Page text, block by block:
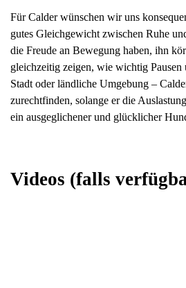
Für Calder wünschen wir uns
gutes Gleichgewicht zwischen Ruhe
die Freude an Bewegung haben, ihn
gleichzeitig zeigen, wie wichtig
Stadt oder ländliche Umgebung –
zurechtfinden, solange er die
ein ausgeglichener und glücklicher
Videos (falls